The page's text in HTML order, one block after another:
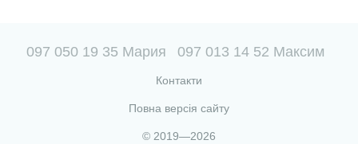
097 050 19 35 Мария 097 013 14 52 Максим
Контакти
Повна версія сайту
© 2019—2026